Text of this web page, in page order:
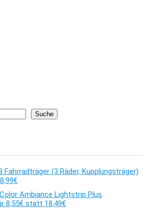
Suche
(3 Räder, Kupplungsträger)
Ambiance Lightstrip Plus
8,55€ statt 18,49€